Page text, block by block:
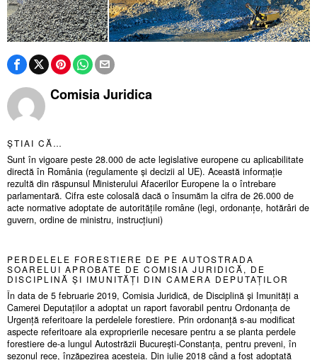
Comisia Juridica
ȘTIAI CĂ…
Sunt în vigoare peste 28.000 de acte legislative europene cu aplicabilitate
directă în România (regulamente și decizii al UE). Această informație
rezultă din răspunsul Ministerului Afacerilor Europene la o întrebare
parlamentară. Cifra este colosală dacă o însumăm la cifra de 26.000 de
acte normative adoptate de autoritățile române (legi, ordonanțe, hotărâri de
guvern, ordine de ministru, instrucțiuni)
PERDELELE FORESTIERE DE PE AUTOSTRADA
SOARELUI APROBATE DE COMISIA JURIDICĂ, DE
DISCIPLINĂ ȘI IMUNITĂȚI DIN CAMERA DEPUTAȚILOR
În data de 5 februarie 2019, Comisia Juridică, de Disciplină și Imunități a
Camerei Deputaților a adoptat un raport favorabil pentru Ordonanța de
Urgență referitoare la perdelele forestiere. Prin ordonanță s-au modificat
aspecte referitoare ala exproprierile necesare pentru a se planta perdele
forestiere de-a lungul Autostrăzii București-Constanța, pentru preveni, în
sezonul rece, înzăpezirea acesteia. Din iulie 2018 când a fost adoptată